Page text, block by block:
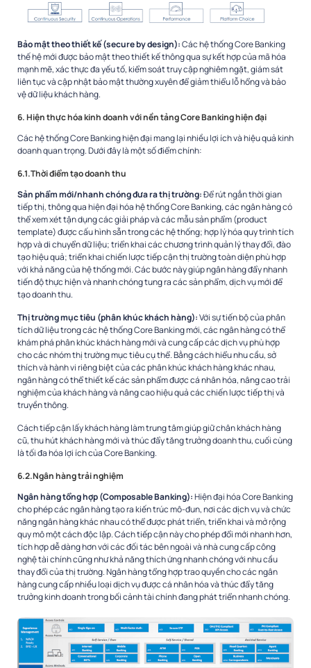
Bảo mật theo thiết kế (secure by design):Các hệ thống Core Banking
thế hệ mới được bảo mật theo thiết kế thông qua sự kết hợp của mã hóa
mạnh mẽ, xác thực đa yếu tố, kiểm soát truy cập nghiêm ngặt, giám sát
liên tục và cập nhật bảo mật thường xuyên để giảm thiểu lỗ hổng và bảo
vệ dữ liệu khách hàng.
6. Hiện thực hóa kinh doanh với nền tảng Core Banking hiện đại
Các hệ thống Core Banking hiện đại mang lại nhiều lợi ích và hiệu quả kinh
doanh quan trọng. Dưới đây là một số điểm chính:
6.1.Thời điểm tạo doanh thu
Sản phẩm mới/nhanh chóng đưa ra thị trường:Để rút ngắn thời gian
tiếp thị, thông qua hiện đại hóa hệ thống Core Banking, các ngân hàng có
thể xem xét tận dụng các giải pháp và các mẫu sản phẩm (product
template) được cấu hình sẵn trong các hệ thống; hợp lý hóa quy trình tích
hợp và di chuyển dữ liệu; triển khai các chương trình quản lý thay đổi, đào
tạo hiệu quả; triển khai chiến lược tiếp cận thị trường toàn diện phù hợp
với khả năng của hệ thống mới. Các bước này giúp ngân hàng đẩy nhanh
tiến độ thực hiện và nhanh chóng tung ra các sản phẩm, dịch vụ mới để
tạo doanh thu.
Thị trường mục tiêu (phân khúc khách hàng):Với sự tiến bộ của phân
tích dữ liệu trong các hệ thống Core Banking mới, các ngân hàng có thể
khám phá phân khúc khách hàng mới và cung cấp các dịch vụ phù hợp
cho các nhóm thị trường mục tiêu cụ thể. Bằng cách hiểu nhu cầu, sở
thích và hành vi riêng biệt của các phân khúc khách hàng khác nhau,
ngân hàng có thể thiết kế các sản phẩm được cá nhân hóa, nâng cao trải
nghiệm của khách hàng và nâng cao hiệu quả các chiến lược tiếp thị và
truyền thông.
Cách tiếp cận lấy khách hàng làm trung tâm giúp giữ chân khách hàng
cũ, thu hút khách hàng mới và thúc đẩy tăng trưởng doanh thu, cuối cùng
là tối đa hóa lợi ích của Core Banking.
6.2.Ngân hàng trải nghiệm
Ngân hàng tổng hợp (Composable Banking):Hiện đại hóa Core Banking
cho phép các ngân hàng tạo ra kiến ​​trúc mô-đun, nơi các dịch vụ và chức
năng ngân hàng khác nhau có thể được phát triển, triển khai và mở rộng
quy mô một cách độc lập. Cách tiếp cận này cho phép đổi mới nhanh hơn,
tích hợp dễ dàng hơn với các đối tác bên ngoài và nhà cung cấp công
nghệ tài chính cũng như khả năng thích ứng nhanh chóng với nhu cầu
thay đổi của thị trường. Ngân hàng tổng hợp trao quyền cho các ngân
hàng cung cấp nhiều loại dịch vụ được cá nhân hóa và thúc đẩy tăng
trưởng kinh doanh trong bối cảnh tài chính đang phát triển nhanh chóng.